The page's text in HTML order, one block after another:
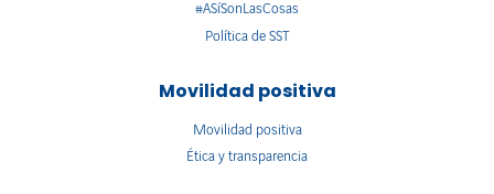
#ASíSonLasCosas
Política de SST
Movilidad positiva
Movilidad positiva
Ética y transparencia